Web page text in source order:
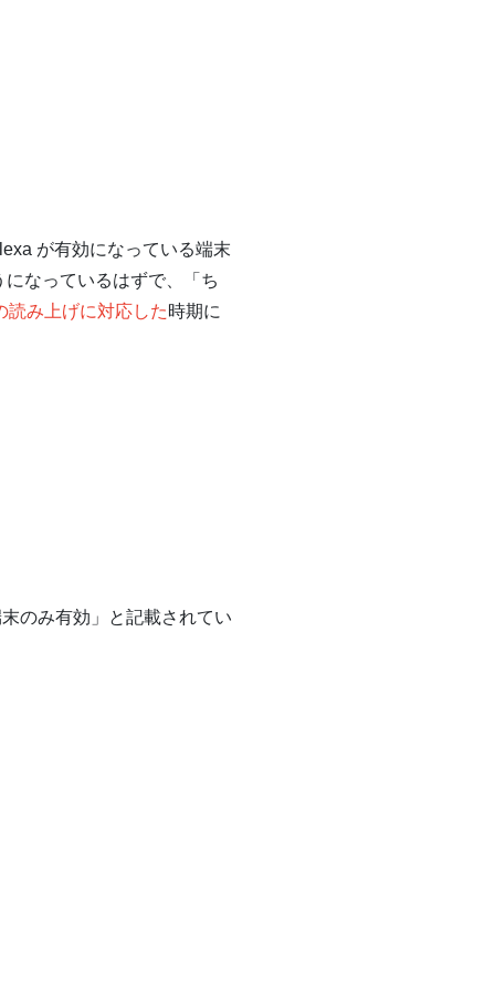
が有効になっている端末
なっているはずで、「ち
み上げに対応した時期に
のみ有効」と記載されてい